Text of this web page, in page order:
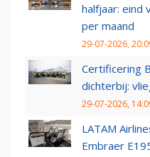
halfjaar: eind
per maand
29-07-2026,
Certificering
dichterbij:
29-07-2026,
LATAM
Embraer